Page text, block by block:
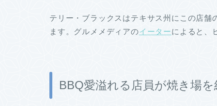
テリー・ブラックスはテキサス州にこの店
ます。グルメメディアのイーターによると、
BBQ愛溢れる店員が焼き場を